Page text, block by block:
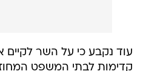
עוד נקבע כי על השר
קדימות לבתי המשפט